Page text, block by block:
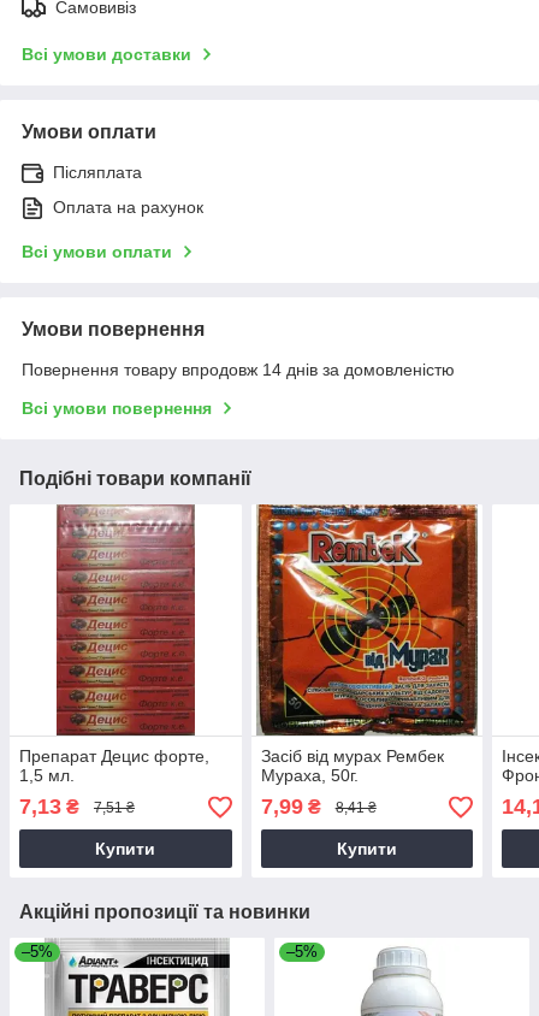
Самовивіз
Всі умови доставки
Умови оплати
Післяплата
Оплата на рахунок
Всі умови оплати
Умови повернення
Повернення товару впродовж 14 днів за домовленістю
Всі умови повернення
Подібні товари компанії
Препарат Децис форте,
1,5 мл.
7,13 ₴ 7,51 ₴
Купити
Засіб від мурах Рембек
Мураха, 50г.
7,99₴ 8,41 ₴
Купити
Акційні пропозиції та новинки
–5% –5%